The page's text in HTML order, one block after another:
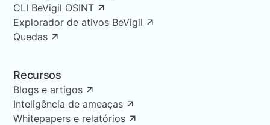
CLI BeVigil OSINT
Explorador de ativos BeVigil
Quedas
Recursos
Blogs e artigos
Inteligência de ameaças
Whitepapers e relatórios